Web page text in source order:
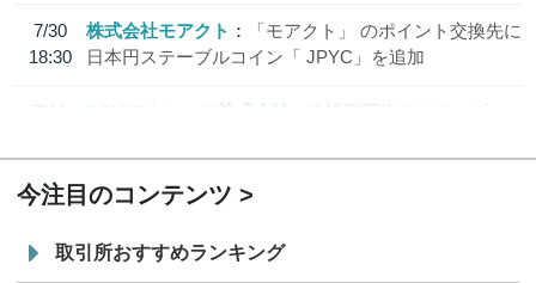
7/30
18:30
株式会社モアクト
「モアクト」 のポイント交換先に
日本円ステーブルコイン「 JPYC」を追加
7/29
SBI VCトレード株式会社
信託型円建てステーブル
今注目のコンテンツ
取引所おすすめランキング